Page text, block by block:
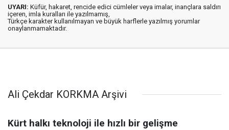
UYARI: Küfür, hakaret, rencide edici cümleler veya imalar, inançlara saldırı
içeren, imla kuralları ile yazılmamış,
Türkçe karakter kullanılmayan ve büyük harflerle yazılmış yorumlar
onaylanmamaktadır.
Ali Çekdar KORKMA Arşivi
Kürt halkı teknoloji ile hızlı bir gelişme